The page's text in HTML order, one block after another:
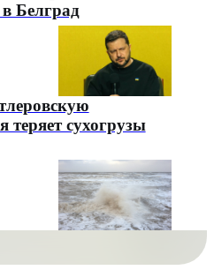
Белград
сухогрузы